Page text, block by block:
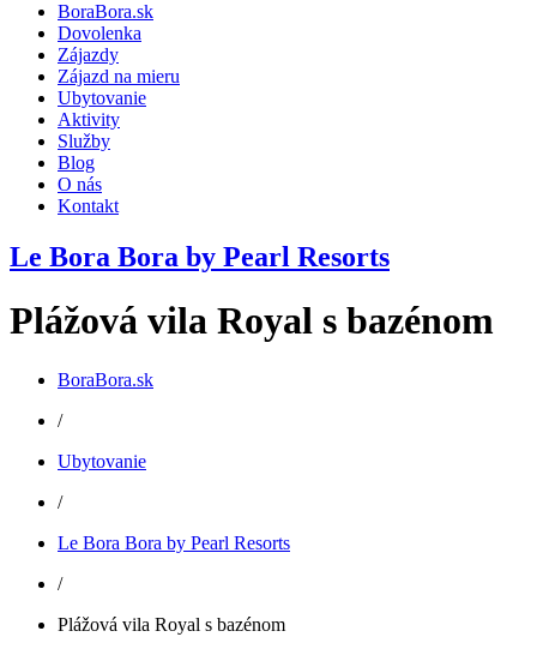
BoraBora.sk
Dovolenka
Zájazdy
Zájazd na mieru
Ubytovanie
Aktivity
Služby
Blog
O nás
Kontakt
Le Bora Bora by Pearl Resorts
Plážová vila Royal s bazénom
BoraBora.sk
/
Ubytovanie
/
Le Bora Bora by Pearl Resorts
/
Plážová vila Royal s bazénom